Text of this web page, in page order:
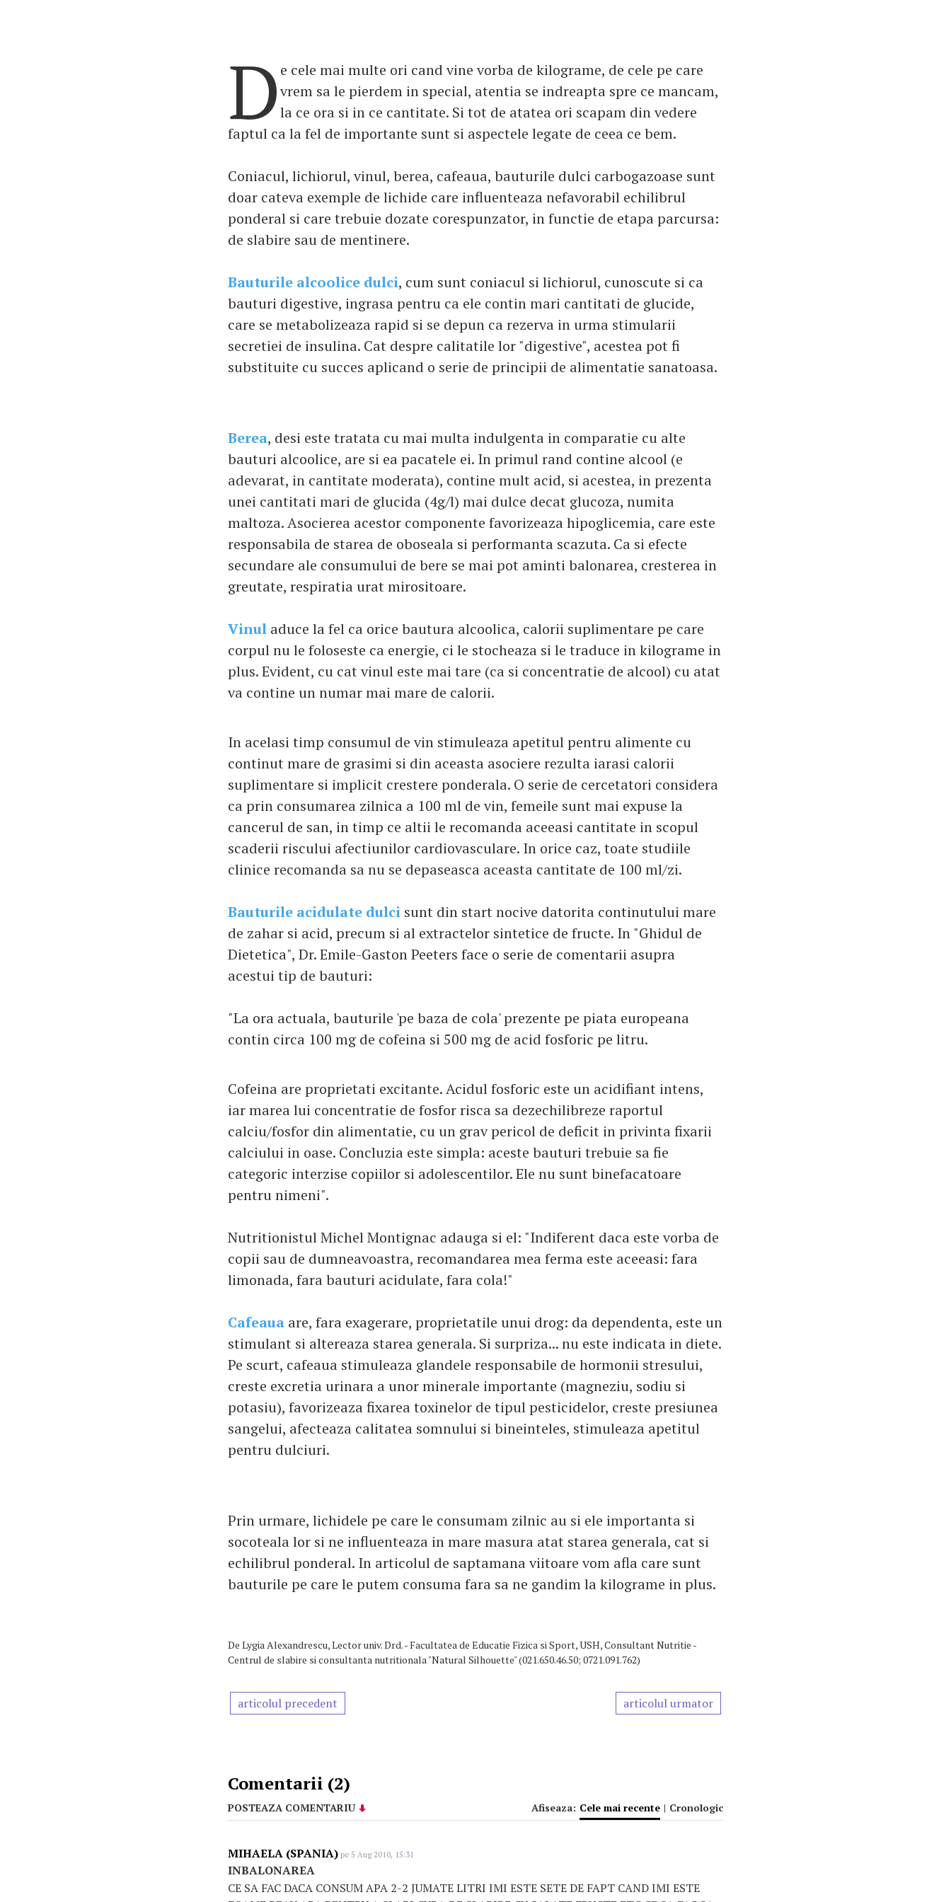
D e cele mai multe ori cand vine vorba de kilograme, de cele pe care
vrem sa le pierdem in special, atentia se indreapta spre ce mancam,
la ce ora si in ce cantitate. Si tot de atatea ori scapam din vedere
faptul ca la fel de importante sunt si aspectele legate de ceea ce bem.
Coniacul, lichiorul, vinul, berea, cafeaua, bauturile dulci carbogazoase sunt
doar cateva exemple de lichide care influenteaza nefavorabil echilibrul
ponderal si care trebuie dozate corespunzator, in functie de etapa parcursa:
de slabire sau de mentinere.
Bauturile alcoolice dulci, cum sunt coniacul si lichiorul, cunoscute si ca
bauturi digestive, ingrasa pentru ca ele contin mari cantitati de glucide,
care se metabolizeaza rapid si se depun ca rezerva in urma stimularii
secretiei de insulina. Cat despre calitatile lor "digestive", acestea pot fi
substituite cu succes aplicand o serie de principii de alimentatie sanatoasa.
Berea, desi este tratata cu mai multa indulgenta in comparatie cu alte
bauturi alcoolice, are si ea pacatele ei. In primul rand contine alcool (e
adevarat, in cantitate moderata), contine mult acid, si acestea, in prezenta
unei cantitati mari de glucida (4g/l) mai dulce decat glucoza, numita
maltoza. Asocierea acestor componente favorizeaza hipoglicemia, care este
responsabila de starea de oboseala si performanta scazuta. Ca si efecte
secundare ale consumului de bere se mai pot aminti balonarea, cresterea in
greutate, respiratia urat mirositoare.
Vinul aduce la fel ca orice bautura alcoolica, calorii suplimentare pe care
corpul nu le foloseste ca energie, ci le stocheaza si le traduce in kilograme in
plus. Evident, cu cat vinul este mai tare (ca si concentratie de alcool) cu atat
va contine un numar mai mare de calorii.
In acelasi timp consumul de vin stimuleaza apetitul pentru alimente cu
continut mare de grasimi si din aceasta asociere rezulta iarasi calorii
suplimentare si implicit crestere ponderala. O serie de cercetatori considera
ca prin consumarea zilnica a 100 ml de vin, femeile sunt mai expuse la
cancerul de san, in timp ce altii le recomanda aceeasi cantitate in scopul
scaderii riscului afectiunilor cardiovasculare. In orice caz, toate studiile
clinice recomanda sa nu se depaseasca aceasta cantitate de 100 ml/zi.
Bauturile acidulate dulci sunt din start nocive datorita continutului mare
de zahar si acid, precum si al extractelor sintetice de fructe. In "Ghidul de
Dietetica", Dr. Emile-Gaston Peeters face o serie de comentarii asupra
acestui tip de bauturi:
"La ora actuala, bauturile 'pe baza de cola' prezente pe piata europeana
contin circa 100 mg de cofeina si 500 mg de acid fosforic pe litru.
Cofeina are proprietati excitante. Acidul fosforic este un acidifiant intens,
iar marea lui concentratie de fosfor risca sa dezechilibreze raportul
calciu/fosfor din alimentatie, cu un grav pericol de deficit in privinta fixarii
calciului in oase. Concluzia este simpla: aceste bauturi trebuie sa fie
categoric interzise copiilor si adolescentilor. Ele nu sunt binefacatoare
pentru nimeni".
Nutritionistul Michel Montignac adauga si el: "Indiferent daca este vorba de
copii sau de dumneavoastra, recomandarea mea ferma este aceeasi: fara
limonada, fara bauturi acidulate, fara cola!"
Cafeaua are, fara exagerare, proprietatile unui drog: da dependenta, este un
stimulant si altereaza starea generala. Si surpriza... nu este indicata in diete.
Pe scurt, cafeaua stimuleaza glandele responsabile de hormonii stresului,
creste excretia urinara a unor minerale importante (magneziu, sodiu si
potasiu), favorizeaza fixarea toxinelor de tipul pesticidelor, creste presiunea
sangelui, afecteaza calitatea somnului si bineinteles, stimuleaza apetitul
pentru dulciuri.
Prin urmare, lichidele pe care le consumam zilnic au si ele importanta si
socoteala lor si ne influenteaza in mare masura atat starea generala, cat si
echilibrul ponderal. In articolul de saptamana viitoare vom afla care sunt
bauturile pe care le putem consuma fara sa ne gandim la kilograme in plus.
De Lygia Alexandrescu, Lector univ. Drd. - Facultatea de Educatie Fizica si Sport, USH, Consultant Nutritie -
Centrul de slabire si consultanta nutritionala "Natural Silhouette" (021.650.46.50; 0721.091.762)
articolul precedent articolul urmator
Comentarii (2)
POSTEAZA COMENTARIU Afiseaza: Cele mai recente | Cronologic
MIHAELA (SPANIA) pe 5 Aug 2010, 15:31
INBALONAREA
CE SA FAC DACA CONSUM APA 2-2 JUMATE LITRI IMI ESTE SETE DE FAPT CAND IMI ESTE